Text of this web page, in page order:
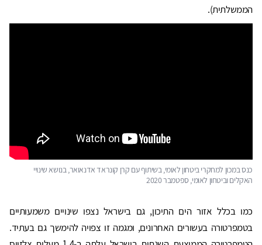
הממשלתית).
כנס במכון למחקרי ביטחון לאומי, בשיתוף עם קרן קונראד אדנאואר, בנושא שינויי
האקלים וביטחון לאומי, ספטמבר 2020
כמו בכלל אזור הים התיכון, גם בישראל נצפו שינויים משמעותיים
בטמפרטורה בעשורים האחרונים, ומגמה זו צפויה להימשך גם בעתיד.